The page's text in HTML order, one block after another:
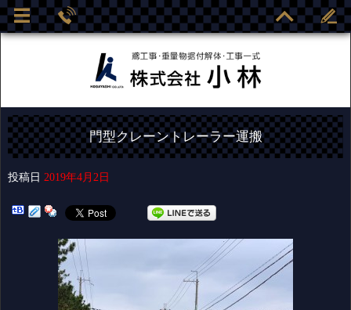
門型クレーントレーラー運搬
投稿日 2019年4月2日